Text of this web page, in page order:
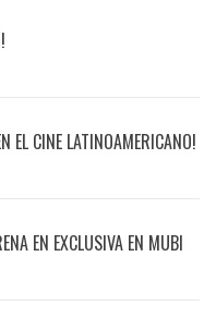
EL CINE LATINOAMERICANO!
EN EXCLUSIVA EN MUBI